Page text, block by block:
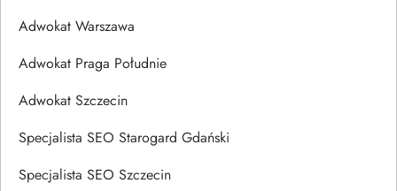
Adwokat Warszawa
Adwokat Praga Południe
Adwokat Szczecin
Specjalista SEO Starogard Gdański
Specjalista SEO Szczecin